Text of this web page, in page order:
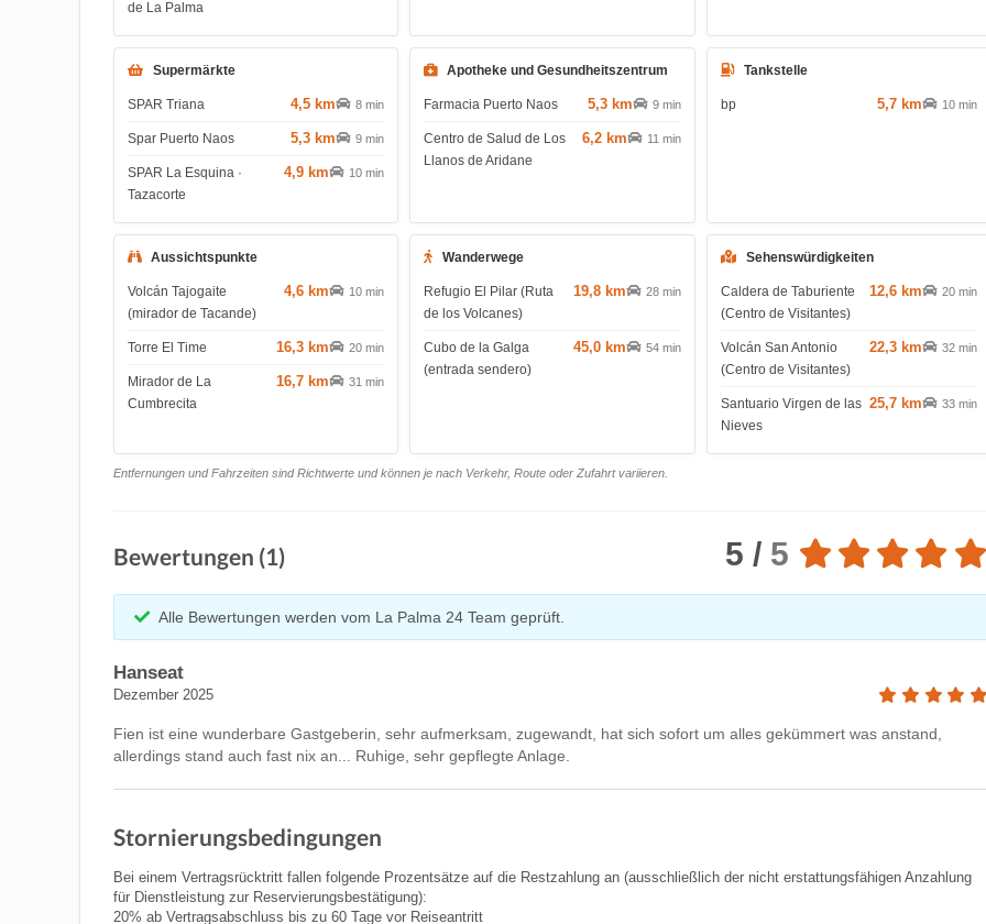
de La Palma
Supermärkte
SPAR Triana 4,5 km 8 min
Spar Puerto Naos 5,3 km 9 min
SPAR La Esquina ·
Tazacorte
4,9 km 10 min
Apotheke und Gesundheitszentrum
Farmacia Puerto Naos 5,3 km 9 min
Centro de Salud de Los
Llanos de Aridane
6,2 km 11 min
Tankstelle
bp 5,7 km 10 min
Aussichtspunkte
Volcán Tajogaite
(mirador de Tacande)
4,6 km 10 min
Torre El Time 16,3 km 20 min
Mirador de La
Cumbrecita
16,7 km 31 min
Wanderwege
Refugio El Pilar (Ruta
de los Volcanes)
19,8 km 28 min
Cubo de la Galga
(entrada sendero)
45,0 km 54 min
Sehenswürdigkeiten
Caldera de Taburiente
(Centro de Visitantes)
12,6 km 20 min
Volcán San Antonio
(Centro de Visitantes)
22,3 km 32 min
Santuario Virgen de las
Nieves
25,7 km 33 min
Entfernungen und Fahrzeiten sind Richtwerte und können je nach Verkehr, Route oder Zufahrt variieren.
Bewertungen (1) 5 / 5
Alle Bewertungen werden vom La Palma 24 Team geprüft.
Hanseat
Dezember 2025
Fien ist eine wunderbare Gastgeberin, sehr aufmerksam, zugewandt, hat sich sofort um alles gekümmert was anstand,
allerdings stand auch fast nix an... Ruhige, sehr gepflegte Anlage.
Stornierungsbedingungen
Bei einem Vertragsrücktritt fallen folgende Prozentsätze auf die Restzahlung an (ausschließlich der nicht erstattungsfähigen Anzahlung
für Dienstleistung zur Reservierungsbestätigung):
20% ab Vertragsabschluss bis zu 60 Tage vor Reiseantritt